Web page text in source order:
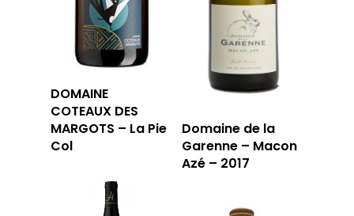
DOMAINE
COTEAUX DES
MARGOTS – La Pie
Col
Domaine de la
Garenne – Macon
Azé – 2017
LA CAVE
APERÇU DE NOTRE
LA TABLE
LA CARTE DU